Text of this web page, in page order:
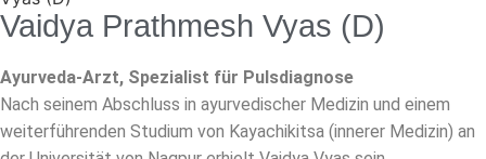
Vaidya Prathmesh Vyas (D)
Ayurveda-Arzt, Spezialist für Pulsdiagnose
Nach seinem Abschluss in ayurvedischer Medizin und einem
weiterführenden Studium von Kayachikitsa (innerer Medizin) an